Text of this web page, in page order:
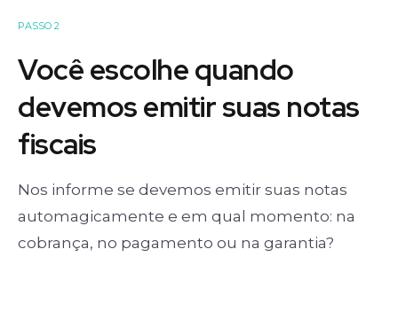
PASSO 2
Você escolhe quando
devemos emitir suas notas
fiscais
Nos informe se devemos emitir suas notas
automagicamente e em qual momento: na
cobrança, no pagamento ou na garantia?